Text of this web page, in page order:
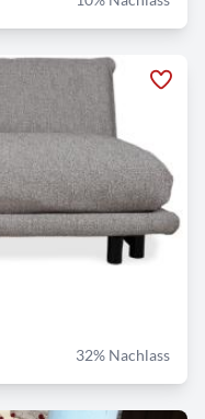
32% Nachlass